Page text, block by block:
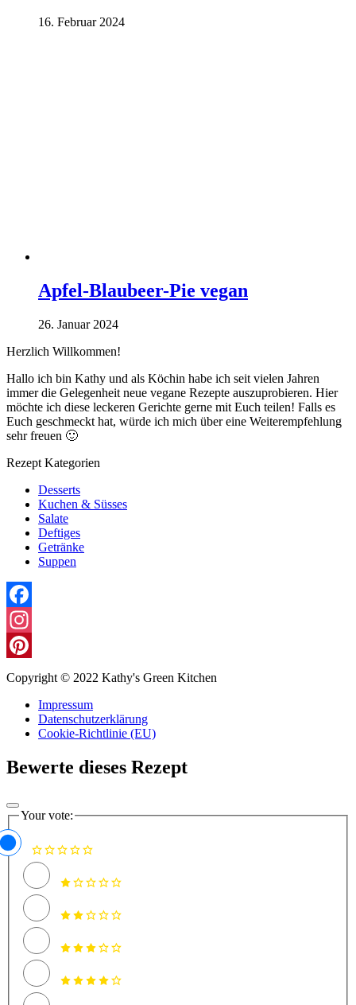
16. Februar 2024
Apfel-Blaubeer-Pie vegan
26. Januar 2024
Herzlich Willkommen!
Hallo ich bin Kathy und als Köchin habe ich seit vielen Jahren
immer die Gelegenheit neue vegane Rezepte auszuprobieren. Hier
möchte ich diese leckeren Gerichte gerne mit Euch teilen! Falls es
Euch geschmeckt hat, würde ich mich über eine Weiterempfehlung
sehr freuen 🙂
Rezept Kategorien
Desserts
Kuchen & Süsses
Salate
Deftiges
Getränke
Suppen
Facebook
Instagram
Pinterest
Copyright © 2022 Kathy's Green Kitchen
Impressum
Datenschutzerklärung
Cookie-Richtlinie (EU)
Bewerte dieses Rezept
Your vote: